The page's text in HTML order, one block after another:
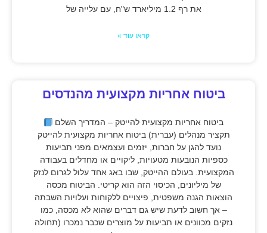
את רף 1.2 מיליארד ש"ח, עם עלייה של
קראו עוד »
ביטוח אחריות מקצועית מהנדסים
ביטוח אחריות מקצועית להייטק – המדריך השלם
תקציר מנהלים (עברית) ביטוח אחריות מקצועית להייטק
נועד להגן על חברות, יזמים ועצמאים מפני תביעות
כספיות הנובעות מטעויות, ליקויים או מחדלים בעבודה
המקצועית. בעולם ההייטק, שבו באג אחד עלול לגרום לנזק
של מיליונים, הכיסוי הזה הוא קריטי. הביטוח מכסה
הוצאות הגנה משפטית, פיצויים ללקוחות ועלויות השבתה
– אך חשוב לדעת שיש גם דברים שהוא לא מכסה, כמו
נזקים מכוונים או תביעות על מוצרים שכבר נמכרו (תחולה